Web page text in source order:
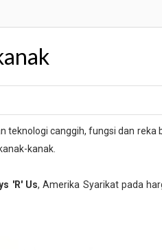
teknologi canggih, fungsi dan reka
kanak.
'R' Us, Amerika Syarikat pada